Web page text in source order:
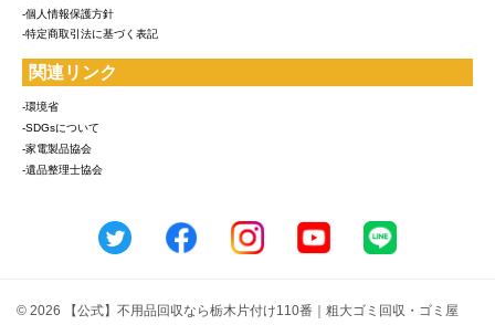
-個人情報保護方針
-特定商取引法に基づく表記
関連リンク
-環境省
-SDGsについて
-家電製品協会
-遺品整理士協会
© 2026 【公式】不用品回収なら栃木片付け110番｜粗大ゴミ回収・ゴミ屋